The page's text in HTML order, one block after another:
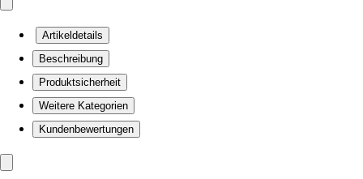
Artikeldetails
Beschreibung
Produktsicherheit
Weitere Kategorien
Kundenbewertungen